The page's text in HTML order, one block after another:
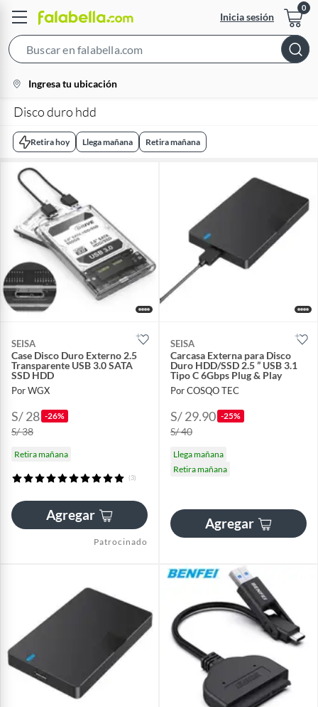
Inicia sesión
Bar
location-
icon
Ingresa tu ubicación
Disco duro hdd
Retira hoy Llega mañana Retira mañana
SEISA
Case Disco Duro Externo 2.5
Transparente USB 3.0 SATA
SSD HDD
Por WGX
S/ 28 -26%
S/ 38
Retira mañana
(3)
Agregar
Patrocinado
SEISA
Carcasa Externa para Disco
Duro HDD/SSD 2.5 ” USB 3.1
Tipo C 6Gbps Plug & Play
Por COSQO TEC
S/ 29.90 -25%
S/ 40
Llega mañana
Retira mañana
Agregar